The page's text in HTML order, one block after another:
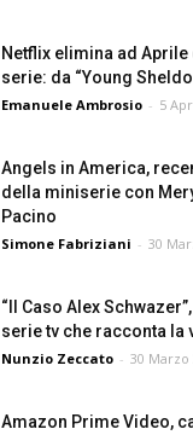
Netflix elimina ad
serie: da “Young
Emanuele Ambrosio - 5
Angels in America,
della miniserie con
Pacino
Simone Fabriziani - 30
“Il Caso Alex
serie tv che racconta la
Nunzio Zeccato - 30 Marzo
Amazon Prime Video,